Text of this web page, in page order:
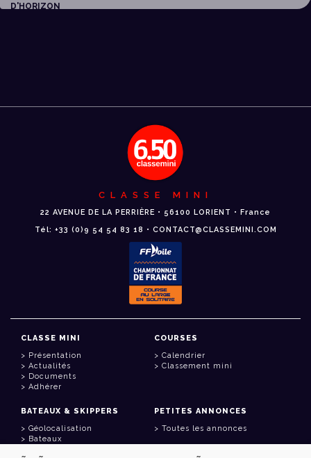
D'HORIZON
CLASSE MINI
22 AVENUE DE LA PERRIÈRE • 56100 LORIENT • France
Tél: +33 (0)9 54 54 83 18 • CONTACT@CLASSEMINI.COM
CLASSE MINI
Présentation
Actualités
Documents
Adhérer
COURSES
Calendrier
Classement mini
BATEAUX & SKIPPERS
Géolocalisation
Bateaux
PETITES ANNONCES
Toutes les annonces